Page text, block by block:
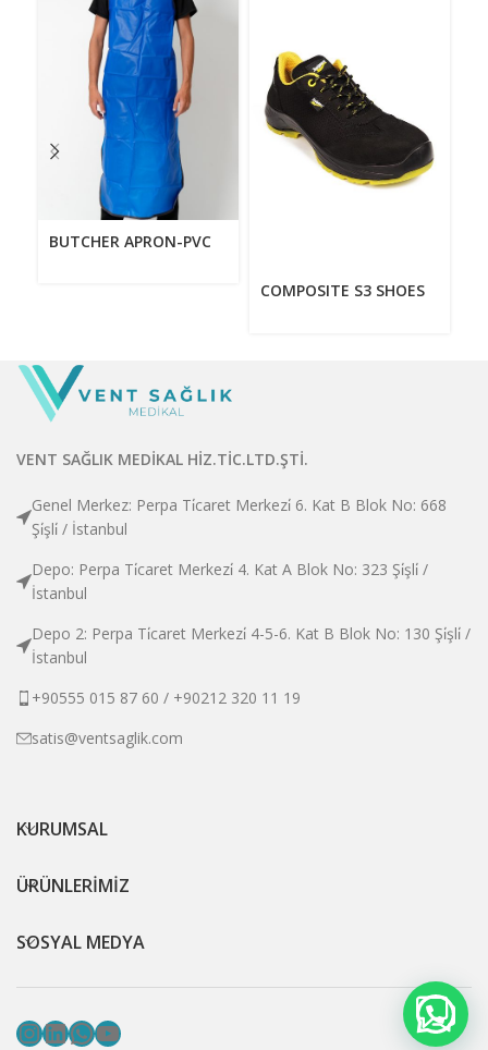
BUTCHER APRON-PVC
COMPOSITE S3 SHOES
VENT SAĞLIK MEDİKAL HİZ.TİC.LTD.ŞTİ.
Genel Merkez: Perpa Ti̇caret Merkezi̇ 6. Kat B Blok No: 668
Şi̇şli̇ / İstanbul
Depo: Perpa Ti̇caret Merkezi̇ 4. Kat A Blok No: 323 Şi̇şli̇ /
İstanbul
Depo 2: Perpa Ti̇caret Merkezi̇ 4-5-6. Kat B Blok No: 130 Şi̇şli̇ /
İstanbul
+90555 015 87 60 / +90212 320 11 19
satis@ventsaglik.com
KURUMSAL
ÜRÜNLERİMİZ
SOSYAL MEDYA
Instagram
LinkedIn
WhatsApp
YouTube